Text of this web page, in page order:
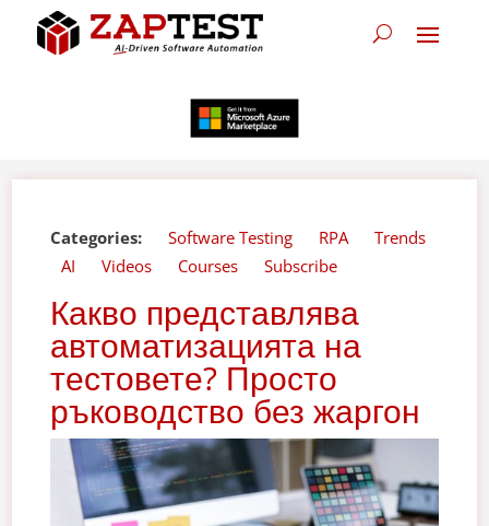
Categories: Software Testing RPA
Trends
AI
Videos Courses Subscribe
Какво представлява
автоматизацията на
тестовете? Просто
ръководство без жаргон